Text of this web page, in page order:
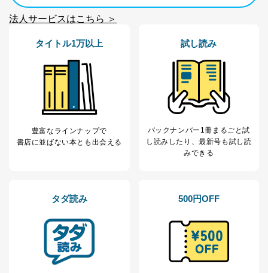
法人サービスはこちら ＞
タイトル1万以上
豊富なラインナップで
書店に並ばない本とも出会える
試し読み
バックナンバー1冊まるごと試
し読み したり、最新号も試し読
みできる
タダ読み 500円OFF